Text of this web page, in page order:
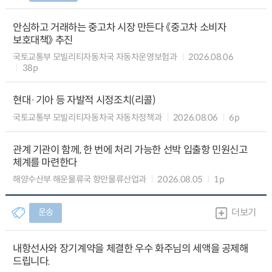
안심하고 거래하는 중고차 시장 만든다 《중고차 소비자
보호대책》 추진
국토교통부 모빌리티자동차국 자동차운영보험과
2026.08.06
38p
현대·기아 등 자발적 시정조치(리콜)
국토교통부 모빌리티자동차국 자동차정책과 2026.08.06 6p
관계 기관이 함께, 한 번에 처리 가능한 선박 입출항 민원신고
체계를 마련한다
해양수산부 해운물류국 항만물류산업과 2026.08.05 1p
운송 더보기
내항선사와 장기계약을 체결한 우수 화주님의 세액을 공제해
드립니다.